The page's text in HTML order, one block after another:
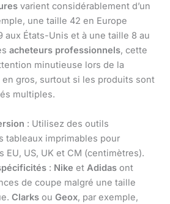
varient considérablement d’un
une taille 42 en Europe
aux États-Unis et à une taille 8 au
acheteurs professionnels, cette
minutieuse lors de la
gros, surtout si les produits sont
multiples.
: Utilisez des outils
tableaux imprimables pour
EU, US, UK et CM (centimètres).
: Nike et Adidas ont
de coupe malgré une taille
Clarks ou Geox, par exemple,